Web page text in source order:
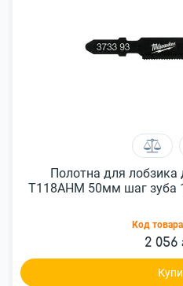
Полотна для лобзика
T118AHM 50мм шаг
Код
2 056